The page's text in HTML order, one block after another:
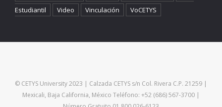
Estudiantil
Video Vinculación VoCETYS
© CETYS University 2023 | Calzada CETYS s/n Col. Rivera C.P. 21259 |
Mexicali, Baja California, México Teléfono: +52 (686) 567-3700 |